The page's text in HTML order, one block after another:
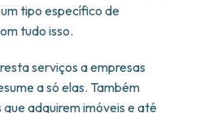
tipo específico de
tudo isso.
serviços a empresas
a só elas. Também
adquirem imóveis e até